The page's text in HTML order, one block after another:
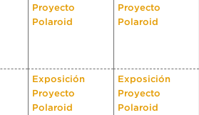
Proyecto
Polaroid
Proyecto
Polaroid
Exposición
Proyecto
Polaroid
Exposición
Proyecto
Polaroid